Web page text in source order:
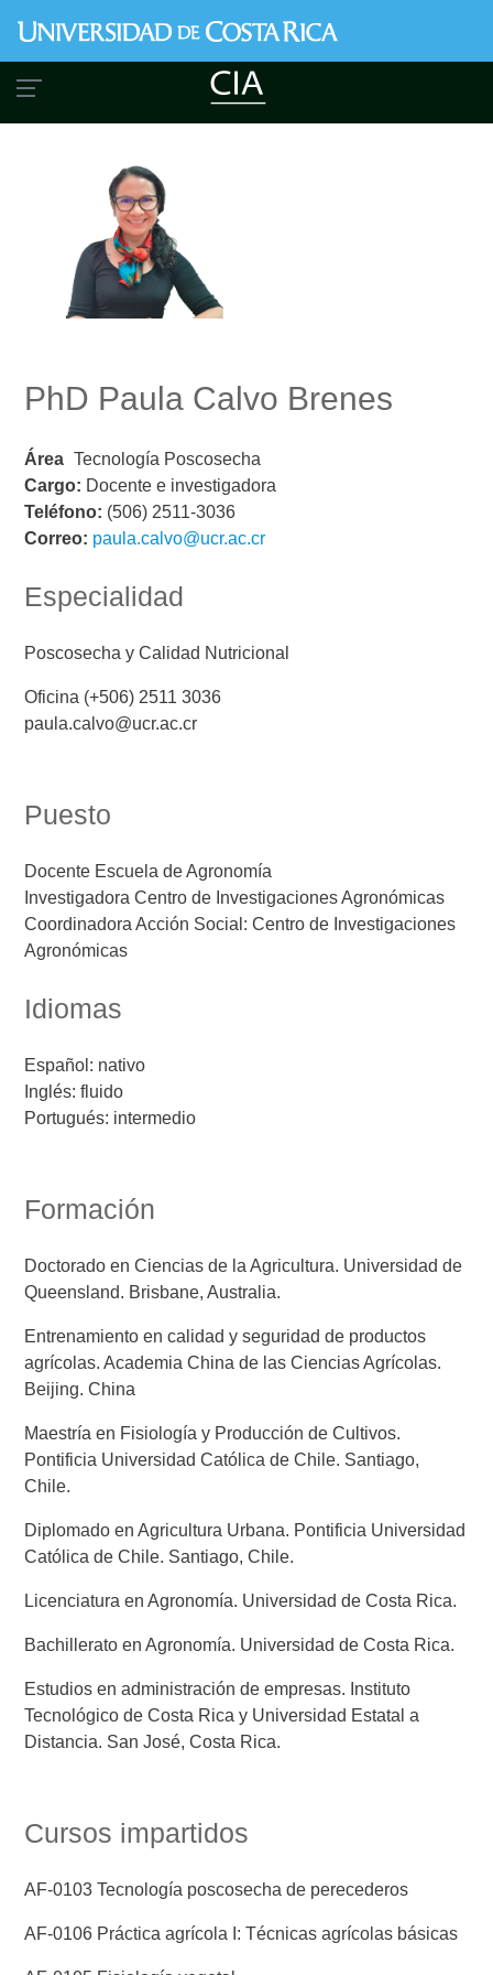
al
contenido
principal
PhD Paula Calvo Brenes
Área Tecnología Poscosecha
Cargo: Docente e investigadora
Teléfono: (506) 2511-3036
Correo: paula.calvo@ucr.ac.cr
Especialidad
Poscosecha y Calidad Nutricional
Oficina (+506) 2511 3036
paula.calvo@ucr.ac.cr
Puesto
Docente Escuela de Agronomía
Investigadora Centro de Investigaciones Agronómicas
Coordinadora Acción Social: Centro de Investigaciones
Agronómicas
Idiomas
Español: nativo
Inglés: fluido
Portugués: intermedio
Formación
Doctorado en Ciencias de la Agricultura. Universidad de
Queensland. Brisbane, Australia.
Entrenamiento en calidad y seguridad de productos
agrícolas. Academia China de las Ciencias Agrícolas.
Beijing. China
Maestría en Fisiología y Producción de Cultivos.
Pontificia Universidad Católica de Chile. Santiago,
Chile.
Diplomado en Agricultura Urbana. Pontificia Universidad
Católica de Chile. Santiago, Chile.
Licenciatura en Agronomía. Universidad de Costa Rica.
Bachillerato en Agronomía. Universidad de Costa Rica.
Estudios en administración de empresas. Instituto
Tecnológico de Costa Rica y Universidad Estatal a
Distancia. San José, Costa Rica.
Cursos impartidos
AF-0103 Tecnología poscosecha de perecederos
AF-0106 Práctica agrícola I: Técnicas agrícolas básicas